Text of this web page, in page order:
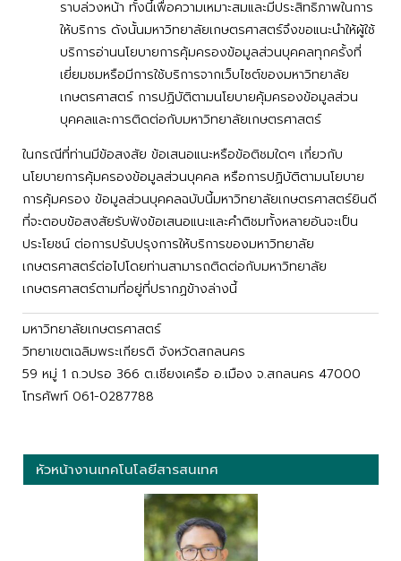
ราบล่วงหน้า ทั้งนี้เพื่อความเหมาะสมและมีประสิทธิภาพในการ
ให้บริการ ดังนั้นมหาวิทยาลัยเกษตรศาสตร์จึงขอแนะนำให้ผู้ใช้
บริการอ่านนโยบายการคุ้มครองข้อมูลส่วนบุคคลทุกครั้งที่
เยี่ยมชมหรือมีการใช้บริการจากเว็บไซต์ของมหาวิทยาลัย
เกษตรศาสตร์ การปฏิบัติตามนโยบายคุ้มครองข้อมูลส่วน
บุคคลและการติดต่อกับมหาวิทยาลัยเกษตรศาสตร์
ในกรณีที่ท่านมีข้อสงสัย ข้อเสนอแนะหรือข้อติชมใดๆ เกี่ยวกับ
นโยบายการคุ้มครองข้อมูลส่วนบุคคล หรือการปฏิบัติตามนโยบาย
การคุ้มครอง ข้อมูลส่วนบุคคลฉบับนี้มหาวิทยาลัยเกษตรศาสตร์ยินดี
ที่จะตอบข้อสงสัยรับฟังข้อเสนอแนะและคำติชมทั้งหลายอันจะเป็น
ประโยชน์ ต่อการปรับปรุงการให้บริการของมหาวิทยาลัย
เกษตรศาสตร์ต่อไปโดยท่านสามารถติดต่อกับมหาวิทยาลัย
เกษตรศาสตร์ตามที่อยู่ที่ปรากฏข้างล่างนี้
มหาวิทยาลัยเกษตรศาสตร์
วิทยาเขตเฉลิมพระเกียรติ จังหวัดสกลนคร
59 หมู่ 1 ถ.วปรอ 366 ต.เชียงเครือ อ.เมือง จ.สกลนคร 47000
โทรศัพท์ 061-0287788
หัวหน้างานเทคโนโลยีสารสนเทศ